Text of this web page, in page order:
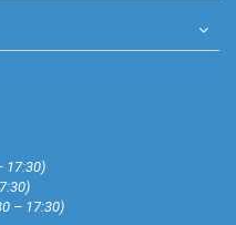
17:30)
– 17:30)